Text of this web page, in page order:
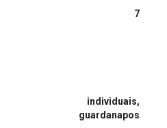
7
individuais,
guardanapos